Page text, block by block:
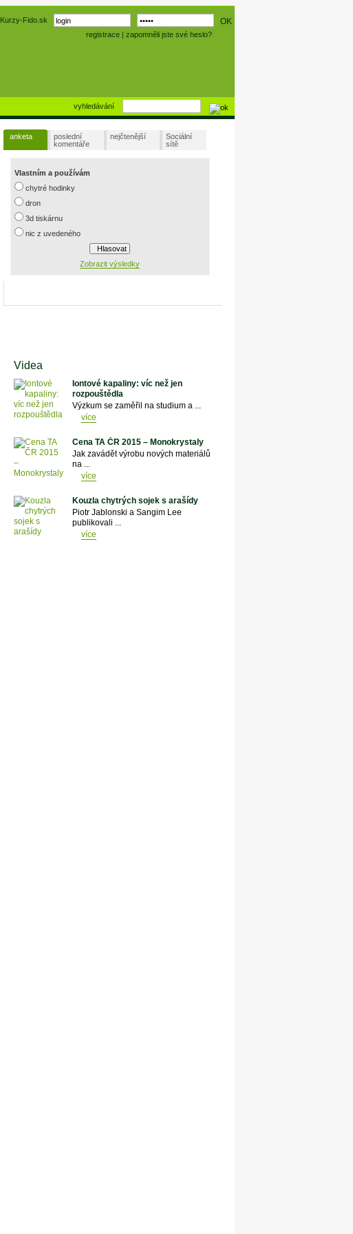
registrace | zapomněli jste své heslo?
Kurzy-Fido.sk
vyhledávání
anketa
poslední
komentáře
nejčtenější
Sociální
sítě
Vlastním a používám
chytré hodinky
dron
3d tiskárnu
nic z uvedeného
Zobrazit výsledky
Videa
Iontové kapaliny: víc než jen
rozpouštědla
Výzkum se zaměřil na studium a ...
více
Cena TA ČR 2015 – Monokrystaly
Jak zavádět výrobu nových materiálů
na ...
více
Kouzla chytrých sojek s arašídy
Piotr Jablonski a Sangim Lee
publikovali ...
více